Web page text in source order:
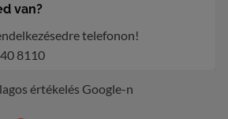
van?
telefonon!
8110
értékelés Google-n